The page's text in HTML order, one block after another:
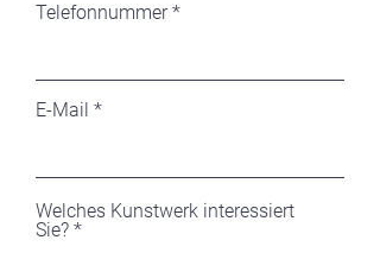
Telefonnummer
E-Mail
Welches Kunstwerk interessiert
Sie?